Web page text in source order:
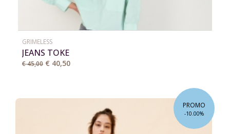
GRIMELESS
JEANS TOKE
€ 45,00 € 40,50
PROMO
-10.00%